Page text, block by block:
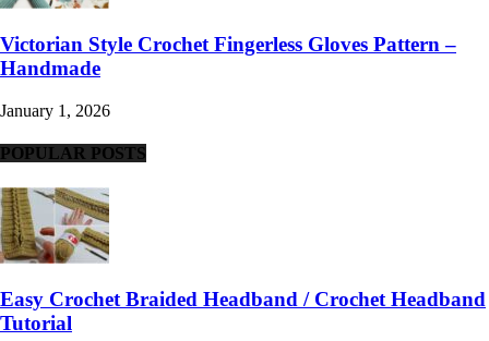
Victorian Style Crochet Fingerless Gloves Pattern –
Handmade
January 1, 2026
POPULAR POSTS
Easy Crochet Braided Headband / Crochet Headband
Tutorial